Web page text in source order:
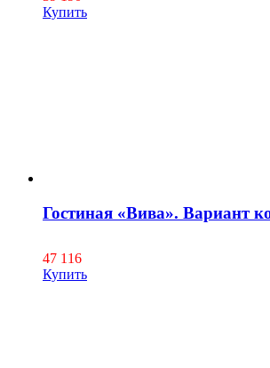
Купить
Гостиная «Вива». Вариант
47 116
Купить